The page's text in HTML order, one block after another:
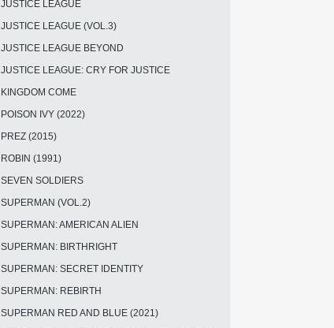
JUSTICE LEAGUE
JUSTICE LEAGUE (VOL.3)
JUSTICE LEAGUE BEYOND
JUSTICE LEAGUE: CRY FOR JUSTICE
KINGDOM COME
POISON IVY (2022)
PREZ (2015)
ROBIN (1991)
SEVEN SOLDIERS
SUPERMAN (VOL.2)
SUPERMAN: AMERICAN ALIEN
SUPERMAN: BIRTHRIGHT
SUPERMAN: SECRET IDENTITY
SUPERMAN: REBIRTH
SUPERMAN RED AND BLUE (2021)